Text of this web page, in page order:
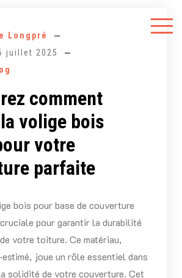
Longpré
juillet 2025
comment
volige bois
votre
parfaite
bois pour base de couverture
pour garantir la durabilité
votre toiture. Ce matériau,
joue un rôle essentiel dans
solidité de votre couverture. Cet